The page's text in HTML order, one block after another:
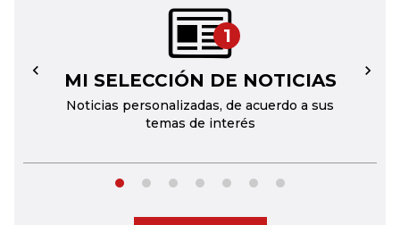
1
MI SELECCIÓN DE NOTICIAS
Noticias personalizadas, de acuerdo a sus
temas de interés
← →